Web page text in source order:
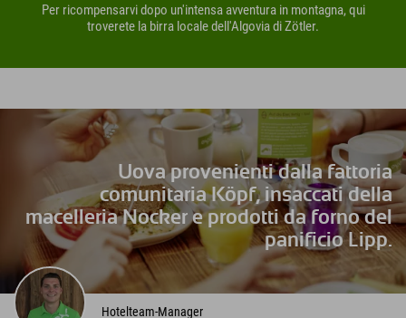
Per ricompensarvi dopo un'intensa avventura in montagna, qui
troverete la birra locale dell'Algovia di Zötler.
Uova provenienti dalla fattoria
comunitaria Köpf, insaccati della
macelleria Nocker e prodotti da forno del
panificio Lipp.
Hotelteam-Manager